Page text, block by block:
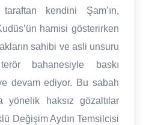
kendini Şam’ın,
hamisi gösterirken
sahibi ve asli unsuru
bahanesiyle baskı
devam ediyor. Bu sabah
yönelik haksız gözaltılar
Değişim Aydın Temsilcisi